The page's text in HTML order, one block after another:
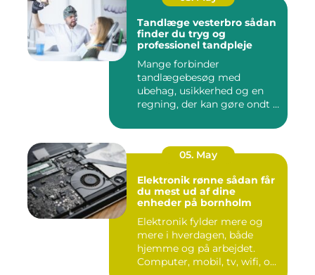
Tandlæge vesterbro sådan
finder du tryg og
professionel tandpleje
Mange forbinder
tandlægebesøg med
ubehag, usikkerhed og en
regning, der kan gøre ondt i
05. May
Elektronik rønne sådan får
du mest ud af dine
enheder på bornholm
Elektronik fylder mere og
mere i hverdagen, både
hjemme og på arbejdet.
Computer, mobil, tv, wifi, o...